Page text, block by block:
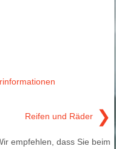
Reifen und Räder ❯
empfehlen, dass Sie beim